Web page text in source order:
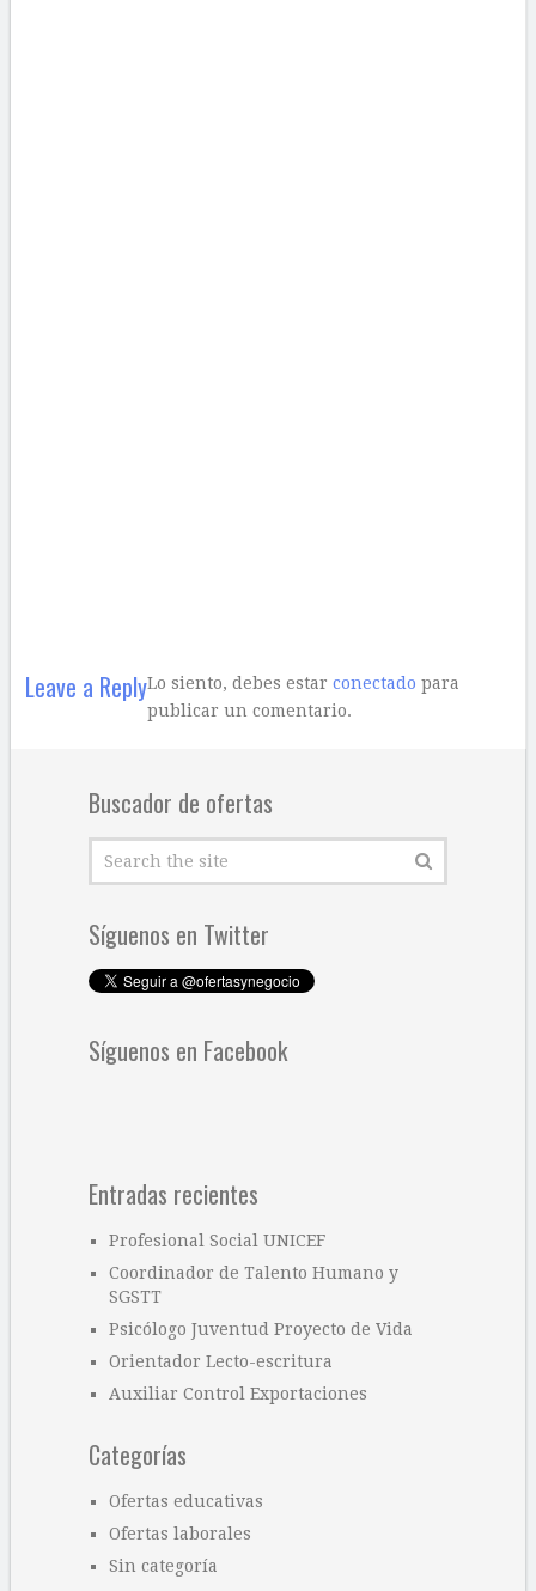
Leave a ReplyLo siento, debes estar conectado para
publicar un comentario.
Buscador de ofertas
Síguenos en Twitter
Síguenos en Facebook
Entradas recientes
Profesional Social UNICEF
Coordinador de Talento Humano y
SGSTT
Psicólogo Juventud Proyecto de Vida
Orientador Lecto-escritura
Auxiliar Control Exportaciones
Categorías
Ofertas educativas
Ofertas laborales
Sin categoría